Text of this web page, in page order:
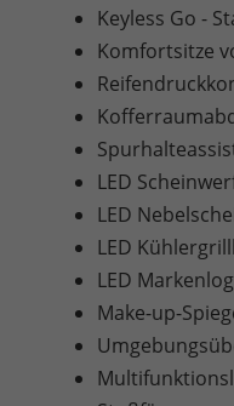
Keyless Go -
Komfortsitze
LED
LED
LED
LED
Make-up-